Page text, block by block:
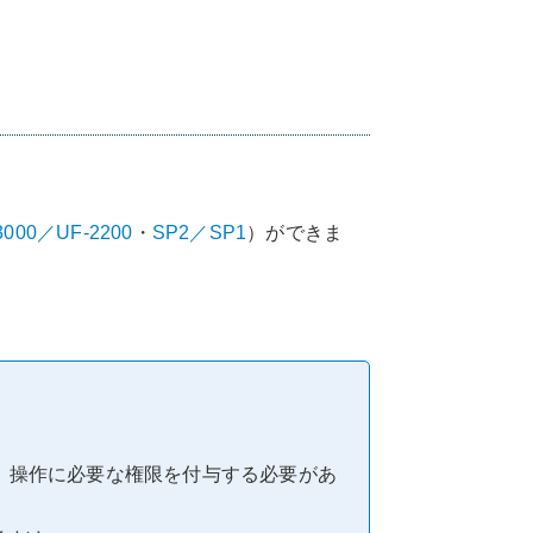
／UF-2200 ・ SP2／SP1）ができま
作に必要な権限を付与する必要があ